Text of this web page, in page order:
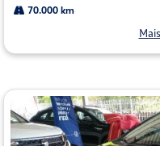
70.000 km